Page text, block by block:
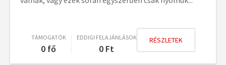
TÁMOGATÓK
0 fő
EDDIGI FELAJÁNLÁSOK
0 Ft
RÉSZLETEK